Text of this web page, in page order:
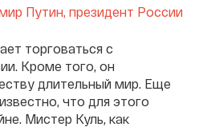
Путин, президент России
торговаться с
Кроме того, он
длительный мир. Еще
что для этого
Мистер Куль, как